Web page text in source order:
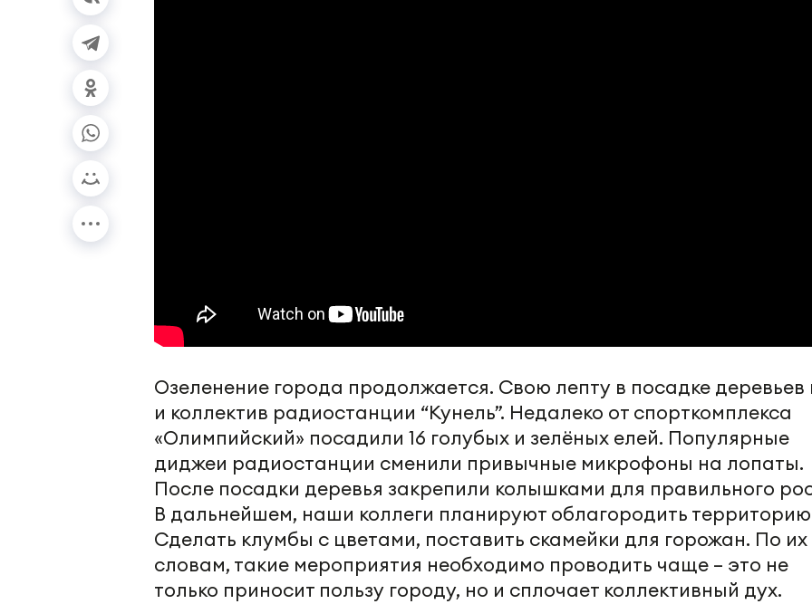
Озеленение города продолжается. Свою лепту в посадке деревьев
и коллектив радиостанции “Кунель”. Недалеко от спорткомплекса
«Олимпийский» посадили 16 голубых и зелёных елей. Популярные
диджеи радиостанции сменили привычные микрофоны на лопаты.
После посадки деревья закрепили колышками для правильного
В дальнейшем, наши коллеги планируют облагородить
Сделать клумбы с цветами, поставить скамейки для горожан. По их
словам, такие мероприятия необходимо проводить чаще – это не
только приносит пользу городу, но и сплочает коллективный дух.